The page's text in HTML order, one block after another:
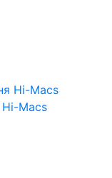
Macs